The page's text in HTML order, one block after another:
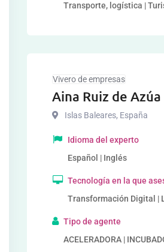
Transporte, logística |
Vivero de empresas
Aina Ruiz de
Islas Baleares, España
Idioma del experto
Español | Inglés
Tecnología en la que
Transformación Digital |
Tipo de agente
ACELERADORA |